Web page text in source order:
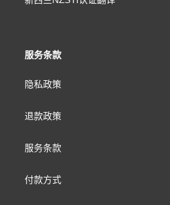
服务条款
隐私政策
退款政策
服务条款
付款方式